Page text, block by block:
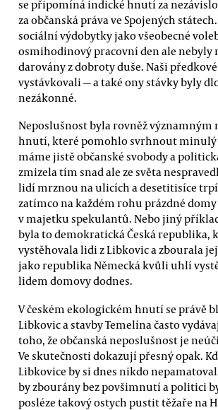
se připomíná indické hnutí za
za občanská práva ve Spojených
sociální výdobytky jako všeobecné
osmihodinový pracovní den ale nebyly
darovány z dobroty duše. Naši
vystávkovali — a také ony stávky byly
nezákonné.
Neposlušnost byla rovněž významným
hnutí, které pomohlo svrhnout minulý
máme jistě občanské svobody a
zmizela tím snad ale ze světa
lidí mrznou na ulicích a desetitisíce
zatímco na každém rohu prázdné
v majetku spekulantů. Nebo jiný
byla to demokratická Česká republika,
vystěhovala lidi z Libkovic a zbourala
jako republika Německá kvůli uhlí
lidem domovy dodnes.
V českém ekologickém hnutí se právě
Libkovic a stavby Temelína často
toho, že občanská neposlušnost je
Ve skutečnosti dokazují přesný opak.
Libkovice by si dnes nikdo
by zbourány bez povšimnutí a politici
posléze takový ostych pustit těžaře na